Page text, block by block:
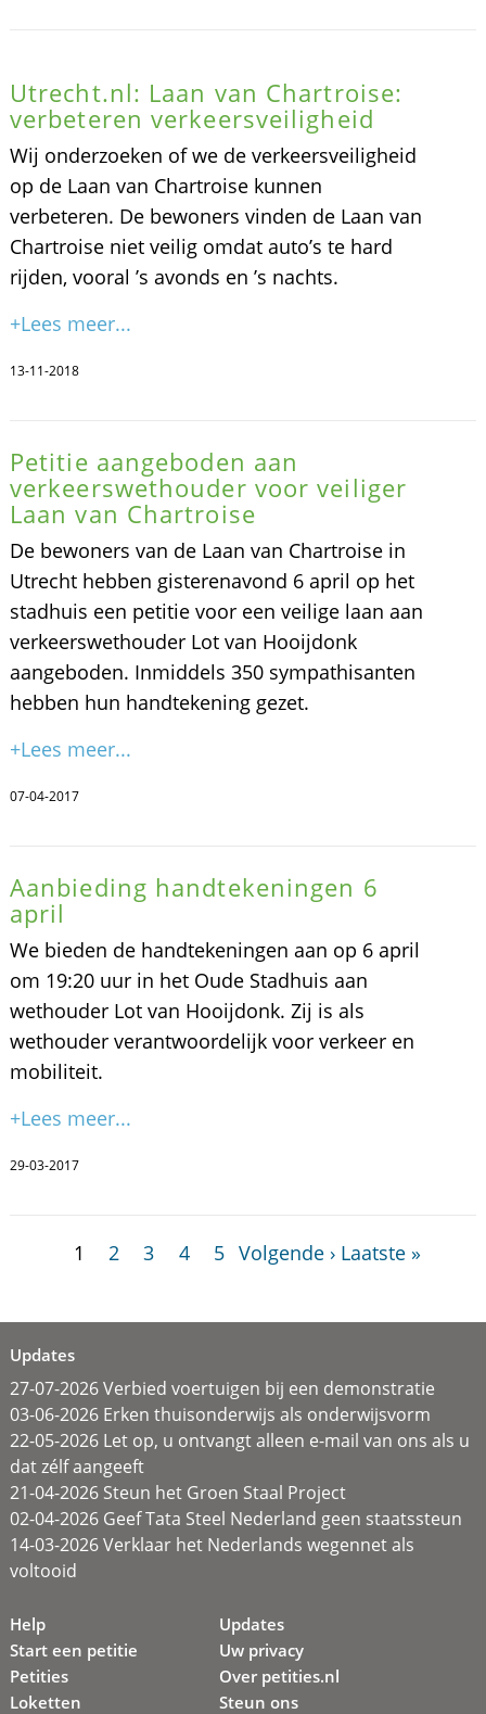
Utrecht.nl: Laan van Chartroise:
verbeteren verkeersveiligheid
Wij onderzoeken of we de verkeersveiligheid
op de Laan van Chartroise kunnen
verbeteren. De bewoners vinden de Laan van
Chartroise niet veilig omdat auto’s te hard
rijden, vooral ’s avonds en ’s nachts.
+Lees meer...
13-11-2018
Petitie aangeboden aan
verkeerswethouder voor veiliger
Laan van Chartroise
De bewoners van de Laan van Chartroise in
Utrecht hebben gisterenavond 6 april op het
stadhuis een petitie voor een veilige laan aan
verkeerswethouder Lot van Hooijdonk
aangeboden. Inmiddels 350 sympathisanten
hebben hun handtekening gezet.
+Lees meer...
07-04-2017
Aanbieding handtekeningen 6
april
We bieden de handtekeningen aan op 6 april
om 19:20 uur in het Oude Stadhuis aan
wethouder Lot van Hooijdonk. Zij is als
wethouder verantwoordelijk voor verkeer en
mobiliteit.
+Lees meer...
29-03-2017
1 2 3 4 5 Volgende › Laatste »
Updates
27-07-2026 Verbied voertuigen bij een demonstratie
03-06-2026 Erken thuisonderwijs als onderwijsvorm
22-05-2026 Let op, u ontvangt alleen e-mail van ons als u
dat zélf aangeeft
21-04-2026 Steun het Groen Staal Project
02-04-2026 Geef Tata Steel Nederland geen staatssteun
14-03-2026 Verklaar het Nederlands wegennet als
voltooid
Help
Start een petitie
Petities
Loketten
Updates
Uw privacy
Over petities.nl
Steun ons